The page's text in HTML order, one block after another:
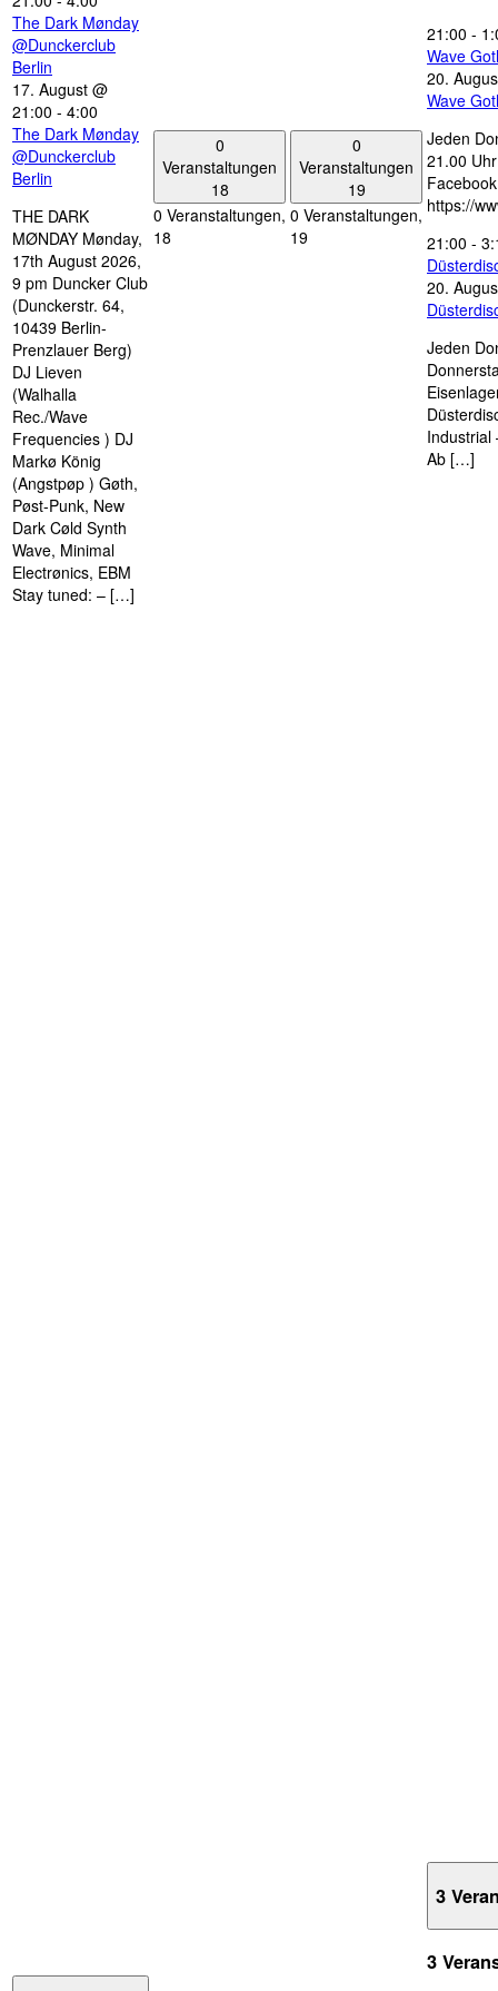
The Dark Mønday
@Dunckerclub
Berlin
17. August @
21:00 - 4:00
The Dark Mønday
@Dunckerclub
Berlin
THE DARK
MØNDAY Mønday,
17th August 2026,
9 pm Duncker Club
(Dunckerstr. 64,
10439 Berlin-
Prenzlauer Berg)
DJ Lieven
(Walhalla
Rec./Wave
Frequencies ) DJ
Markø König
(Angstpøp ) Gøth,
Pøst-Punk, New
Dark Cøld Synth
Wave, Minimal
Electrønics, EBM
Stay tuned: – […]
0
Veranstaltungen
18
0 Veranstaltungen,
18
0
Veranstaltungen
19
0 Veranstaltungen,
19
21:00 -
Wave
20.
Wave
Jeden
21.00
https://
21:00 -
20.
Jeden
Industrial
Ab […]
3
3